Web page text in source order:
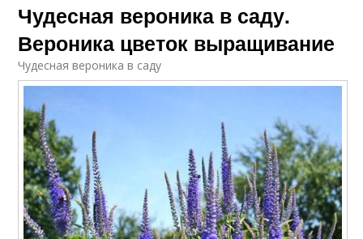
Чудесная вероника в саду.
Вероника цветок выращивание
Чудесная вероника в саду